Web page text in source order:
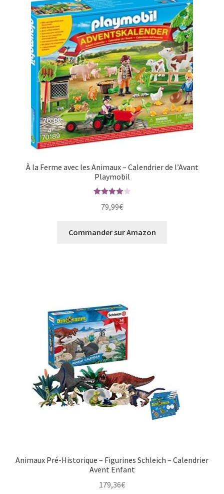
À la Ferme avec les Animaux – Calendrier de l’Avant
Playmobil
sur 5
79,99€
Commander sur Amazon
Animaux Pré-Historique – Figurines Schleich – Calendrier
Avent Enfant
179,36€